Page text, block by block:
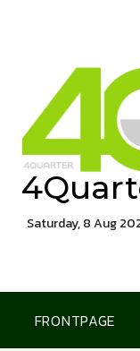
Saturday, 8 Aug
FRONTPAGE